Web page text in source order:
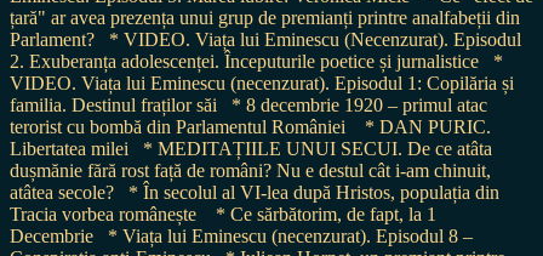
țară" ar avea prezența unui grup de premianți printre analfabeții din
Parlament?
* VIDEO. Viața lui Eminescu (Necenzurat). Episodul
2. Exuberanța adolescenței. Începuturile poetice și jurnalistice
*
VIDEO. Viața lui Eminescu (necenzurat). Episodul 1: Copilăria și
familia. Destinul fraților săi
* 8 decembrie 1920 – primul atac
terorist cu bombă din Parlamentul României
* DAN PURIC.
Libertatea milei
* MEDITAȚIILE UNUI SECUI. De ce atâta
dușmănie fără rost față de români? Nu e destul cât i-am chinuit,
atâtea secole?
* În secolul al VI-lea după Hristos, populația din
Tracia vorbea românește
* Ce sărbătorim, de fapt, la 1
Decembrie
* Viața lui Eminescu (necenzurat). Episodul 8 –